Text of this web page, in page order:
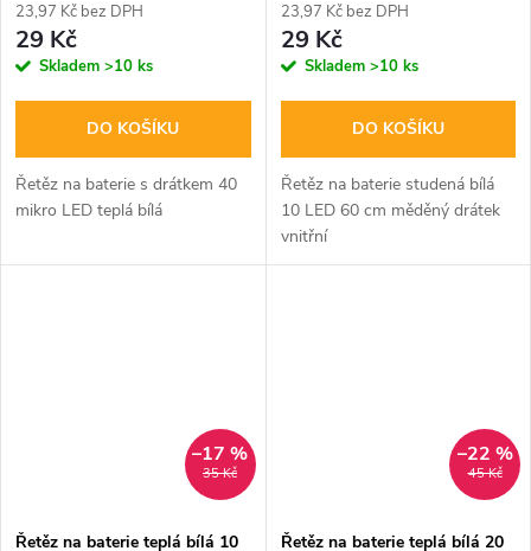
23,97 Kč bez DPH
29 Kč
Skladem >10 ks
DO KOŠÍKU
Řetěz na baterie s drátkem 40
mikro LED teplá bílá
23,97 Kč bez DPH
29 Kč
Skladem >10 ks
DO KOŠÍKU
Řetěz na baterie studená bílá
10 LED 60 cm měděný drátek
vnitřní
35 Kč
–17 %
Řetěz na baterie teplá bílá 10
45 Kč
–22 %
Řetěz na baterie teplá bílá 20